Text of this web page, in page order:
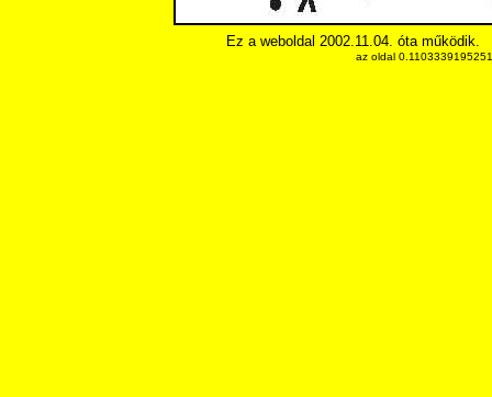
Ez a weboldal 2002.11.04. óta működik.
az oldal